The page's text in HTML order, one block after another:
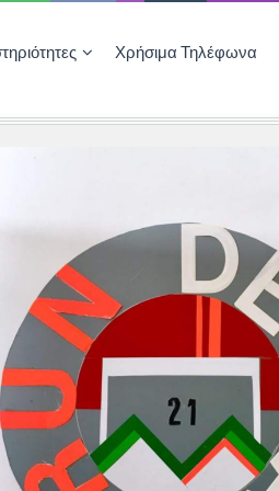
Χρήσιμα Τηλέφωνα